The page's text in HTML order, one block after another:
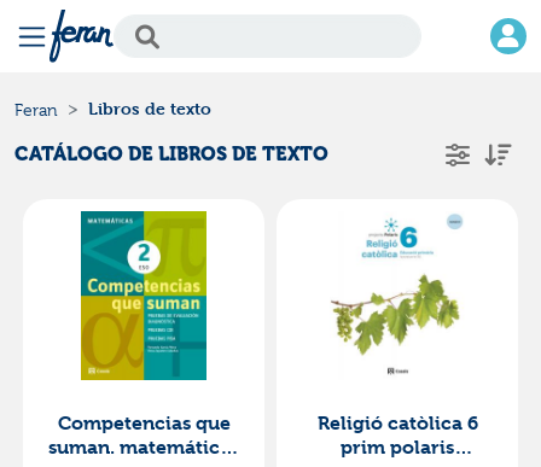
Feran Libros de texto
CATÁLOGO DE LIBROS DE TEXTO
Competencias que
suman. matemáticas
Religió catòlica 6
prim polaris